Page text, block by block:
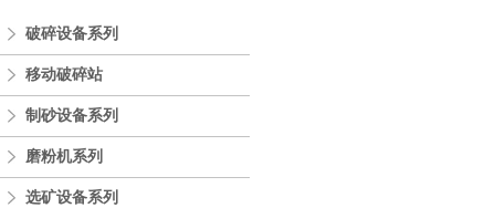
破碎设备系列
移动破碎站
制砂设备系列
磨粉机系列
选矿设备系列